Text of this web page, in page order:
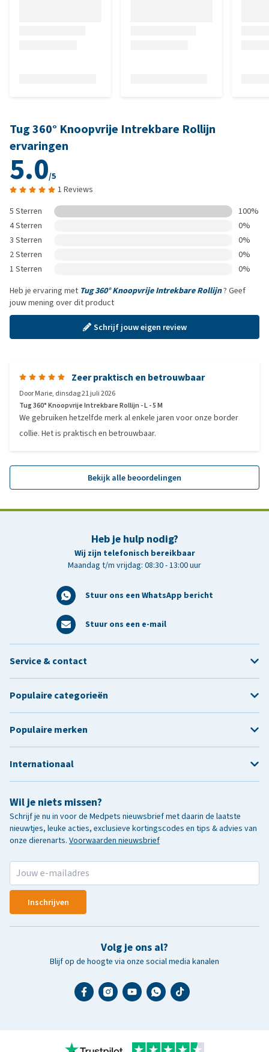
Tug 360° Knoopvrije Intrekbare Rollijn
ervaringen
5.0/5
1 Reviews
5 Sterren
100%
4 Sterren
0%
3 Sterren
0%
2 Sterren
0%
1 Sterren
0%
Heb je ervaring met Tug 360° Knoopvrije Intrekbare Rollijn? Geef
jouw mening over dit product
Schrijf jouw eigen review
Zeer praktisch en betrouwbaar
DoorMarie, dinsdag 21 juli 2026
Tug 360° Knoopvrije Intrekbare Rollijn - L - 5 M
We gebruiken hetzelfde merk al enkele jaren voor onze border
collie. Het is praktisch en betrouwbaar.
Bekijk alle beoordelingen
Heb je hulp nodig?
Wij zijn telefonisch bereikbaar
Maandag t/m vrijdag: 08:30 - 13:00 uur
Stuur ons een WhatsApp bericht
Stuur ons een e-mail
Wil je niets missen?
Schrijf je nu in voor de Medpets nieuwsbrief met daarin de laatste
nieuwtjes, leuke acties, exclusieve kortingscodes en tips & advies van
onze dierenarts. Voorwaarden nieuwsbrief
Inschrijven
Volg je ons al?
Blijf op de hoogte via onze social media kanalen
Service & contact
Populaire categorieën
Populaire merken
Internationaal